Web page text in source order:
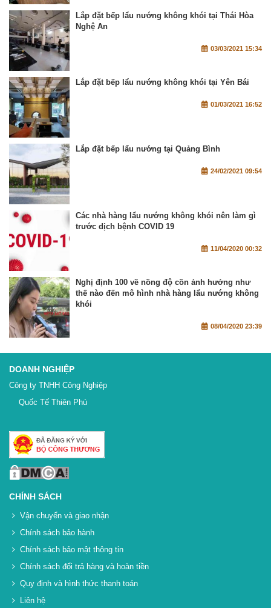
Lắp đặt bếp lẩu nướng không khói tại Thái Hòa
Nghệ An
03/03/2021 15:34
Lắp đặt bếp lẩu nướng không khói tại Yên Bái
01/03/2021 16:52
Lắp đặt bếp lẩu nướng tại Quảng Bình
24/02/2021 09:54
Các nhà hàng lẩu nướng không khói nên làm gì
trước dịch bệnh COVID 19
11/04/2020 00:32
Nghị định 100 về nồng độ cồn ảnh hưởng như
thế nào đến mô hình nhà hàng lẩu nướng không
khói
08/04/2020 23:39
DOANH NGHIỆP
Công ty TNHH Công Nghiệp
Quốc Tế Thiên Phú
CHÍNH SÁCH
Vận chuyển và giao nhận
Chính sách bảo hành
Chính sách bảo mật thông tin
Chính sách đổi trả hàng và hoàn tiền
Quy định và hình thức thanh toán
Liên hệ